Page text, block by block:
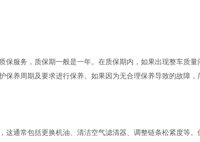
保服务，质保期一般是一年。在质保期内，如果出现整车质
养周期及要求进行保养。如果因为无合理保养导致的故障，
这通常包括更换机油、清洁空气滤清器、调整链条松紧度等。